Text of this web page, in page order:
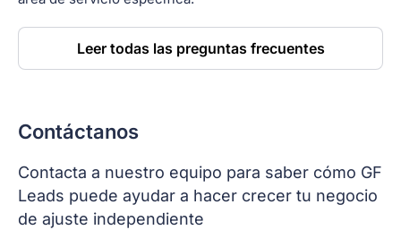
Leer todas las preguntas frecuentes
Contáctanos
Contacta a nuestro equipo para saber cómo GF
Leads puede ayudar a hacer crecer tu negocio
de ajuste independiente